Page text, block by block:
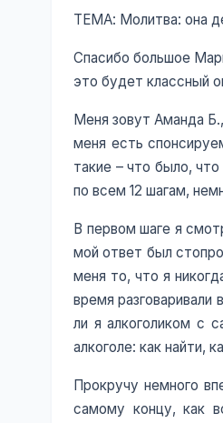
ТЕМА: Молитва: она
Спасибо большое
это будет классный
Меня зовут Аманда
меня есть
такие – что было,
по всем 12 шагам,
В первом шаге я
мой ответ был
меня то, что я
время разговаривали
ли я алкоголиком с
алкоголе: как найти,
Прокручу немного
самому концу, как